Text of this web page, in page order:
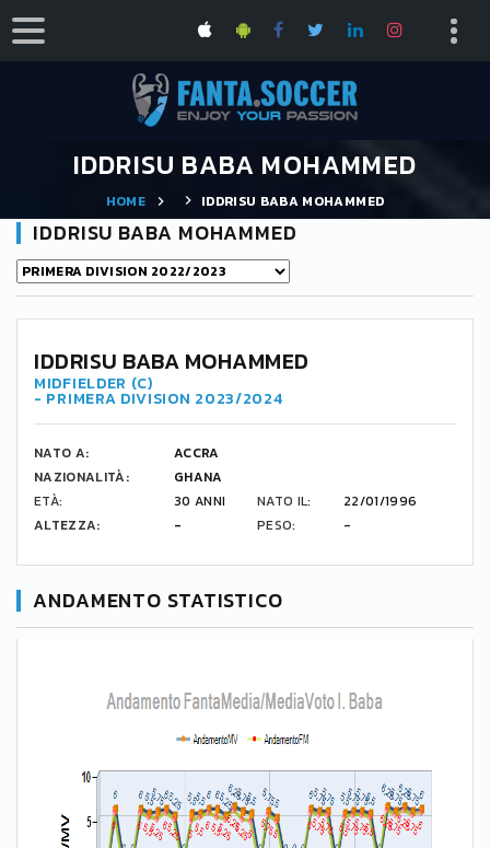
IDDRISU BABA MOHAMMED
HOME IDDRISU BABA MOHAMMED
IDDRISU BABA MOHAMMED
4
IDDRISU BABA MOHAMMED
MIDFIELDER (C)
- PRIMERA DIVISION 2023/2024
NATO A:
ACCRA
NAZIONALITÀ:
GHANA
ETÀ:
30 ANNI NATO IL:
22/01/1996
ALTEZZA:
- PESO: -
ANDAMENTO STATISTICO